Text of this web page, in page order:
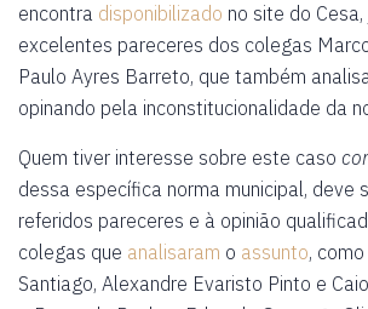
encontra disponibilizado no site do
excelentes pareceres dos colegas
Paulo Ayres Barreto, que também
opinando pela inconstitucionalidade da
Quem tiver interesse sobre este caso
dessa específica norma municipal, deve
referidos pareceres e à opinião
colegas que analisaram o assunto,
Santiago, Alexandre Evaristo Pinto e